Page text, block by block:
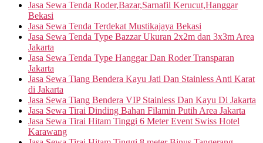
Jasa Sewa Tenda Roder,Bazar,Sarnafil Kerucut,Hanggar
Bekasi
Jasa Sewa Tenda Terdekat Mustikajaya Bekasi
Jasa Sewa Tenda Type Bazzar Ukuran 2x2m dan 3x3m Area
Jakarta
Jasa Sewa Tenda Type Hanggar Dan Roder Transparan
Jakarta
Jasa Sewa Tiang Bendera Kayu Jati Dan Stainless Anti Karat
di Jakarta
Jasa Sewa Tiang Bendera VIP Stainless Dan Kayu Di Jakarta
Jasa Sewa Tirai Dinding Bahan Filamin Putih Area Jakarta
Jasa Sewa Tirai Hitam Tinggi 6 Meter Event Swiss Hotel
Karawang